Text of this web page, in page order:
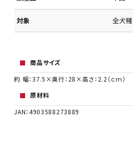
対象 全犬種
商品サイズ
約 幅：37.5×奥行：28×高さ：2.2（ｃｍ）
原材料
JAN：4903588273889